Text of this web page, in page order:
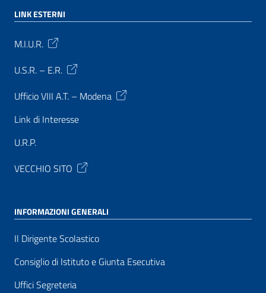
LINK ESTERNI
M.I.U.R.
U.S.R. – E.R.
Ufficio VIII A.T. – Modena
Link di Interesse
U.R.P.
VECCHIO SITO
INFORMAZIONI GENERALI
Il Dirigente Scolastico
Consiglio di Istituto e Giunta Esecutiva
Uffici Segreteria